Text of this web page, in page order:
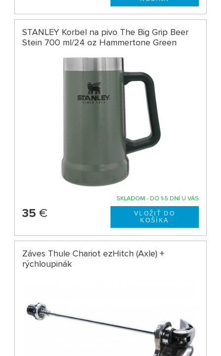
STANLEY Korbel na pivo The Big Grip Beer
Stein 700 ml/24 oz Hammertone Green
SKLADOM - DO 1-5 DNÍ U VÁS
35 €
Záves Thule Chariot ezHitch (Axle) +
rýchloupinák